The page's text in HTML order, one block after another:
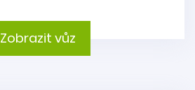
Zobrazit vůz